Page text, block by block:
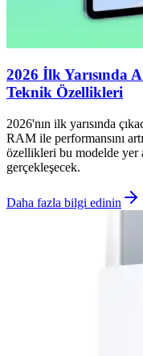
2026 İlk Yarısında
Teknik Özellikleri
2026'nın ilk yarısında
RAM ile performansını
özellikleri bu modelde yer
gerçekleşecek.
Daha fazla bilgi edinin